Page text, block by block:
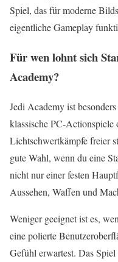
Spiel, das für moderne
eigentliche Gameplay
Für wen lohnt sich
Academy?
Jedi Academy ist
klassische PC-
Lichtschwertkämpfe freier
gute Wahl, wenn du eine
nicht nur einer festen
Aussehen, Waffen und
Weniger geeignet ist es,
eine polierte
Gefühl erwartest. Das